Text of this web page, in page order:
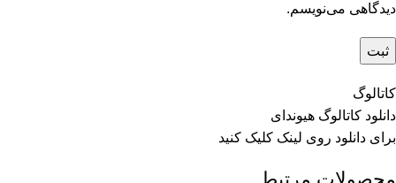
دیدگاهی می‌نویسم.
کاتالوگ
دانلود کاتالوگ هیوندای
برای دانلود روی لینک کلیک کنید